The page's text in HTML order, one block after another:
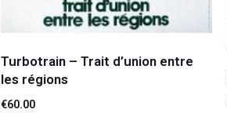
Turbotrain – Trait d’union entre
les régions
€60.00